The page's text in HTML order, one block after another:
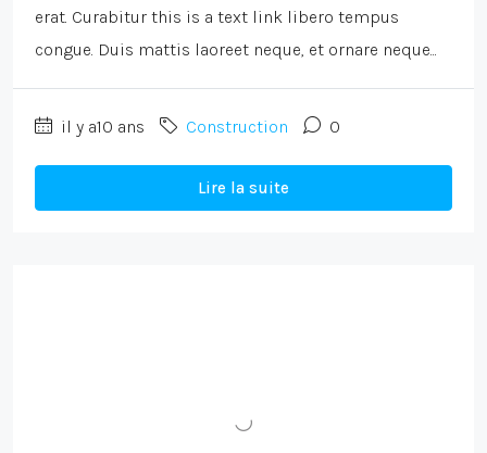
erat. Curabitur this is a text link libero tempus
congue. Duis mattis laoreet neque, et ornare neque...
il y a10 ans Construction 0
Lire la suite